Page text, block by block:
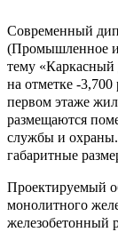
Современный
(Промышленное и
тему «Каркасный
на отметке -3,700
первом этаже
размещаются
службы и
габаритные
Проектируемый
монолитного
железобетонный